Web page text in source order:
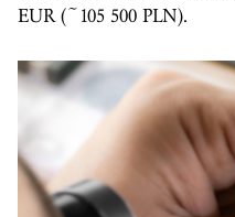
EUR (~105 500 PLN).